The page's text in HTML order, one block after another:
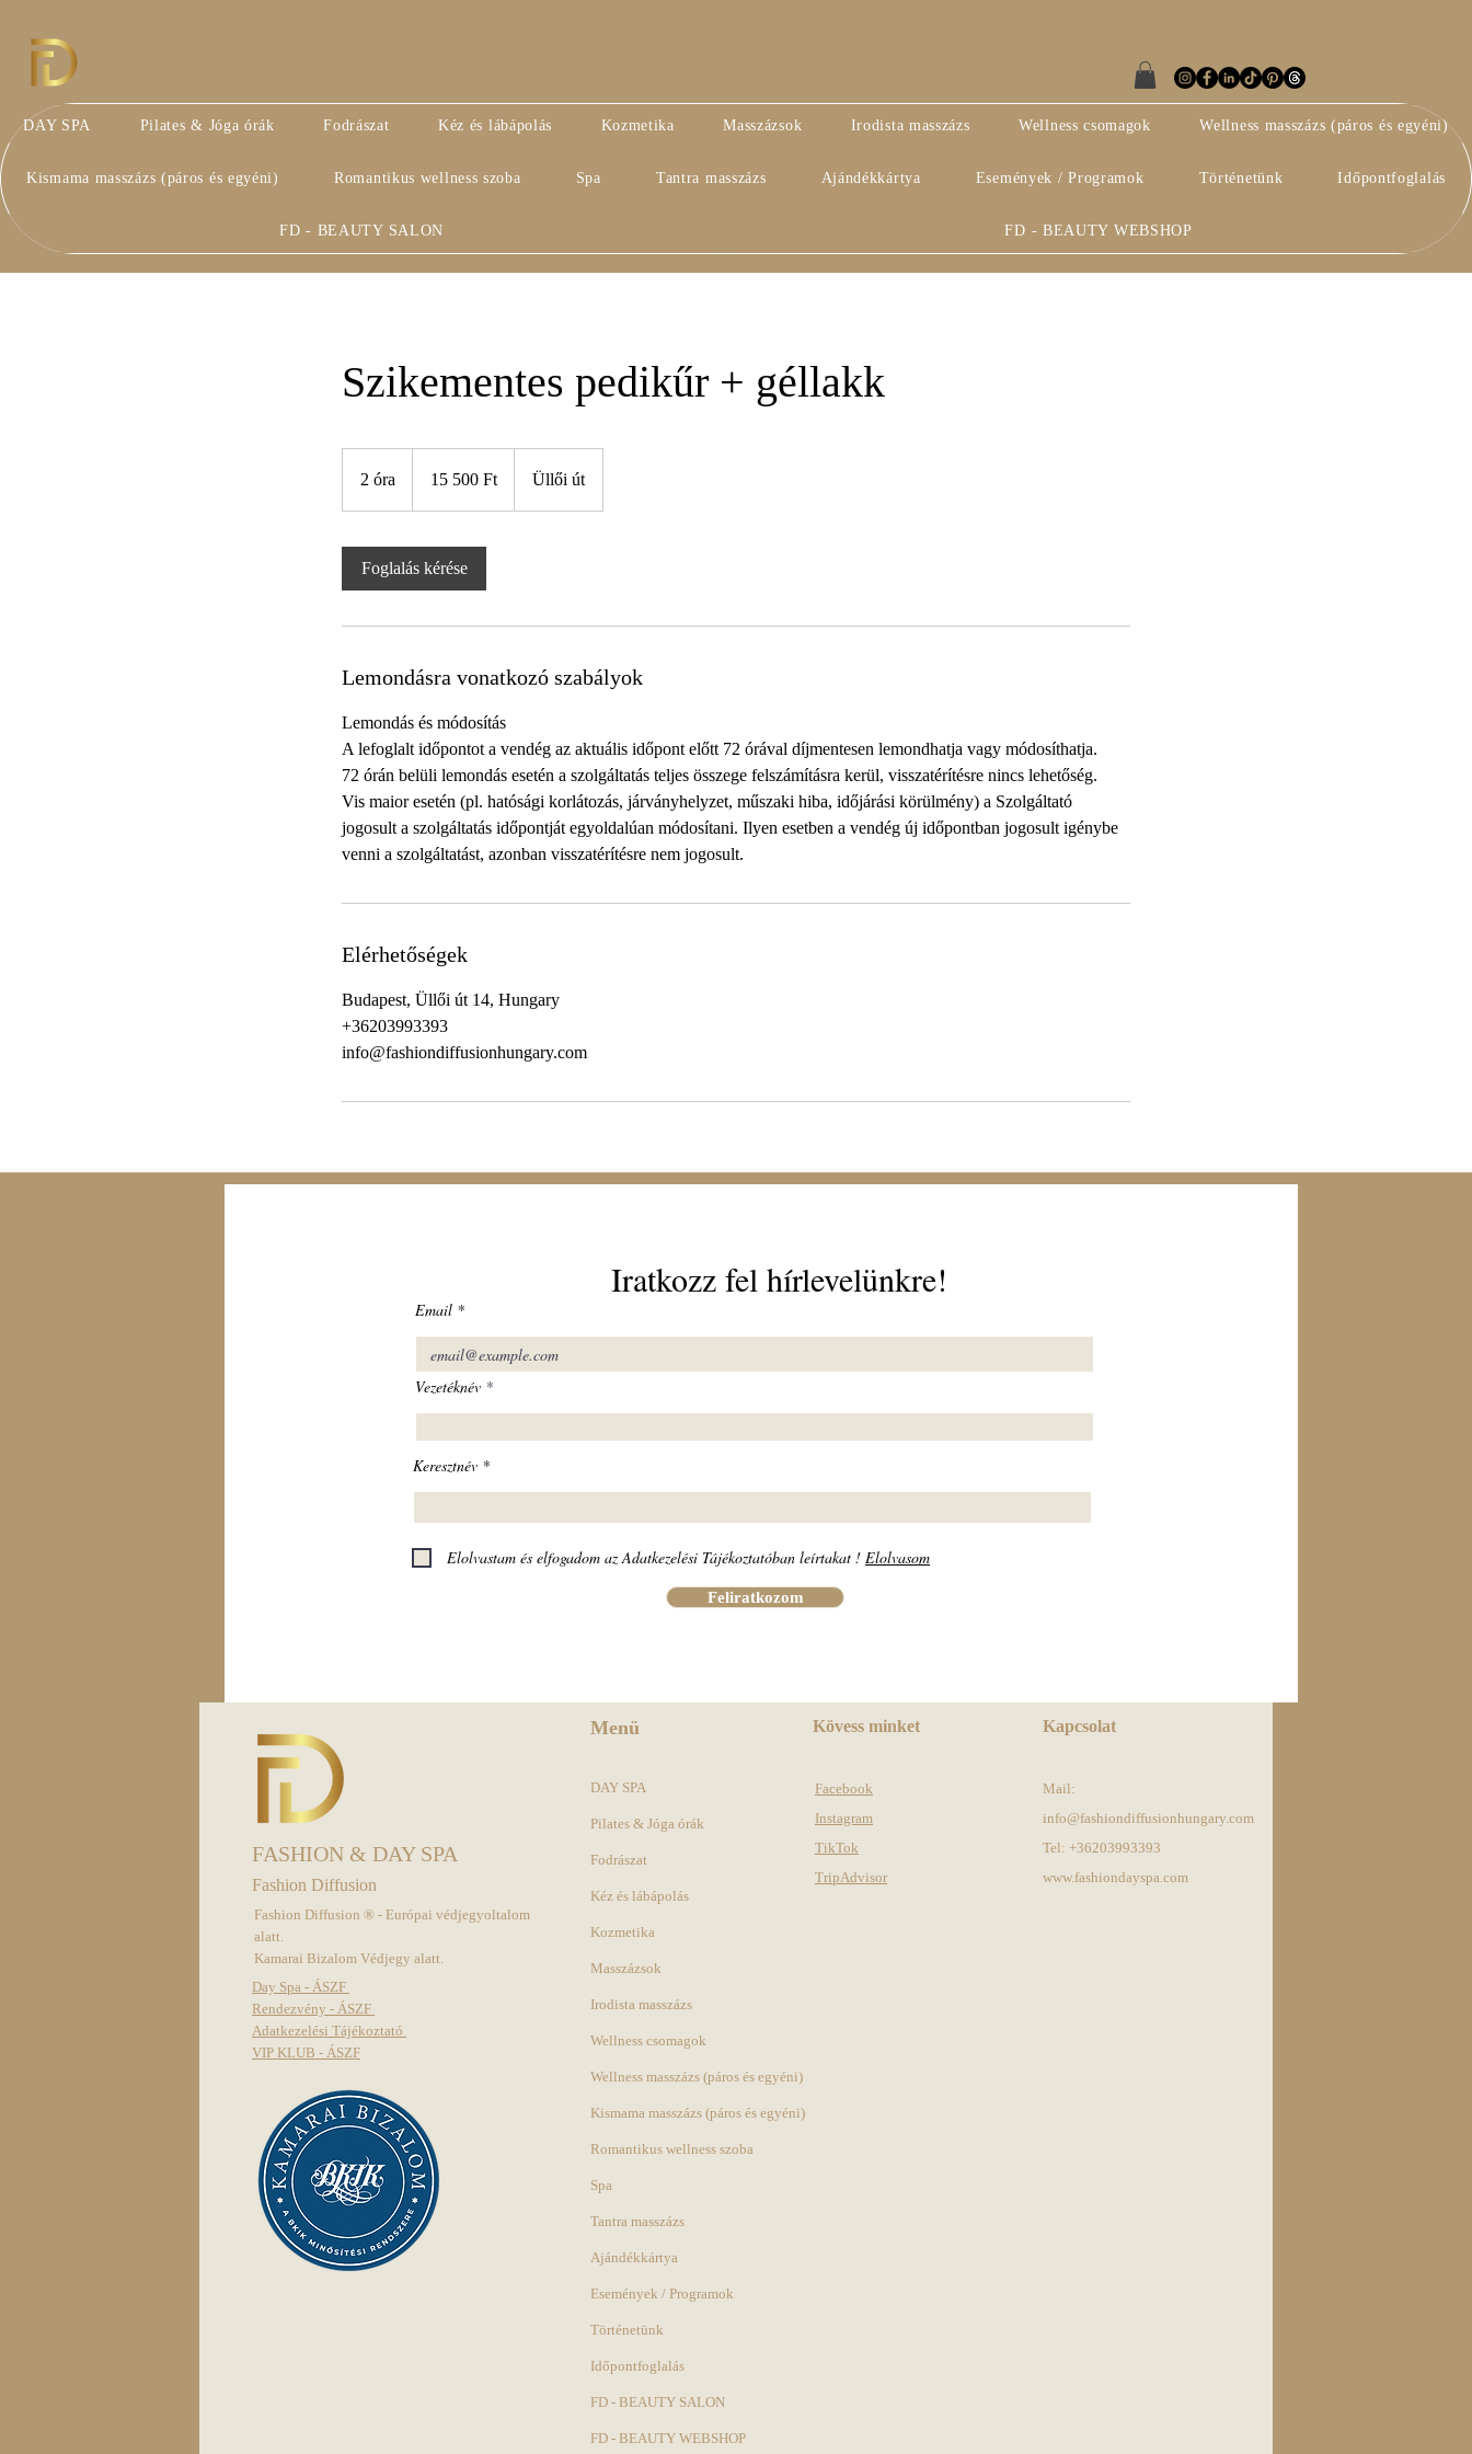
DAY SPA Pilates & Jóga órák Fodrászat Kéz és lábápolás Kozmetika Masszázsok Irodista masszázs Wellness csomagok Wellness masszázs (páros és egyéni)
Kismama masszázs (páros és egyéni) Romantikus wellness szoba Spa Tantra masszázs Ajándékkártya Események / Programok Történetünk Időpontfoglalás
FD - BEAUTY SALON FD - BEAUTY WEBSHOP
Szikementes pedikűr + géllakk
2 óra
a
forint15 500 Ft Üllői út
Foglalás kérése
Lemondásra vonatkozó szabályok
Lemondás és módosítás
A lefoglalt időpontot a vendég az aktuális időpont előtt 72 órával díjmentesen lemondhatja vagy módosíthatja.
72 órán belüli lemondás esetén a szolgáltatás teljes összege felszámításra kerül, visszatérítésre nincs lehetőség.
Vis maior esetén (pl. hatósági korlátozás, járványhelyzet, műszaki hiba, időjárási körülmény) a Szolgáltató
jogosult a szolgáltatás időpontját egyoldalúan módosítani. Ilyen esetben a vendég új időpontban jogosult igénybe
venni a szolgáltatást, azonban visszatérítésre nem jogosult.
Elérhetőségek
Budapest, Üllői út 14, Hungary
+36203993393
info@fashiondiffusionhungary.com
Iratkozz fel hírlevelünkre!
Email
Vezetéknév
Keresztnév
Elolvastam és elfogadom az Adatkezelési Tájékoztatóban leírtakat ! Elolvasom
Feliratkozom
FASHION & DAY SPA
Fashion Diffusion
Fashion Diffusion ® - Európai védjegyoltalom
alatt.
Kamarai Bizalom Védjegy alatt.
Day Spa - ÁSZF
Rendezvény - ÁSZF
Adatkezelési Tájékoztató
VIP KLUB - ÁSZF
Menü Kövess minket Kapcsolat
DAY SPA
Pilates & Jóga órák
Fodrászat
Kéz és lábápolás
Kozmetika
Masszázsok
Irodista masszázs
Wellness csomagok
Wellness masszázs (páros és egyéni)
Kismama masszázs (páros és egyéni)
Romantikus wellness szoba
Spa
Tantra masszázs
Ajándékkártya
Események / Programok
Történetünk
Időpontfoglalás
FD - BEAUTY SALON
FD - BEAUTY WEBSHOP
Facebook
Instagram
TikTok
TripAdvisor
Mail:
info@fashiondiffusionhungary.com
Tel: +36203993393
www.fashiondayspa.com